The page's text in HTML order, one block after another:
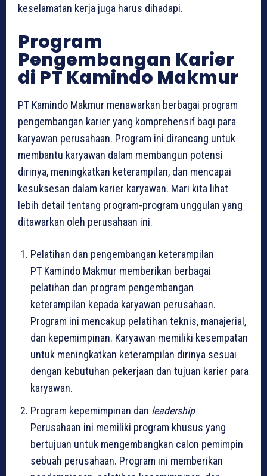
keselamatan kerja juga harus dihadapi.
Program
Pengembangan Karier
di PT Kamindo Makmur
PT Kamindo Makmur menawarkan berbagai program
pengembangan karier yang komprehensif bagi para
karyawan perusahaan. Program ini dirancang untuk
membantu karyawan dalam membangun potensi
dirinya, meningkatkan keterampilan, dan mencapai
kesuksesan dalam karier karyawan. Mari kita lihat
lebih detail tentang program-program unggulan yang
ditawarkan oleh perusahaan ini.
Pelatihan dan pengembangan keterampilan
PT Kamindo Makmur memberikan berbagai
pelatihan dan program pengembangan
keterampilan kepada karyawan perusahaan.
Program ini mencakup pelatihan teknis, manajerial,
dan kepemimpinan. Karyawan memiliki kesempatan
untuk meningkatkan keterampilan dirinya sesuai
dengan kebutuhan pekerjaan dan tujuan karier para
karyawan.
Program kepemimpinan dan leadership
Perusahaan ini memiliki program khusus yang
bertujuan untuk mengembangkan calon pemimpin
sebuah perusahaan. Program ini memberikan